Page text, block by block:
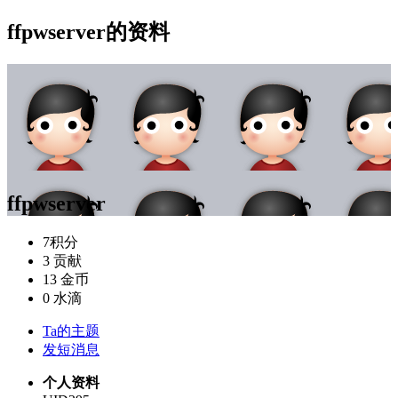
ffpwserver的资料
ffpwserver
7积分
3 贡献
13 金币
0 水滴
Ta的主题
发短消息
个人资料